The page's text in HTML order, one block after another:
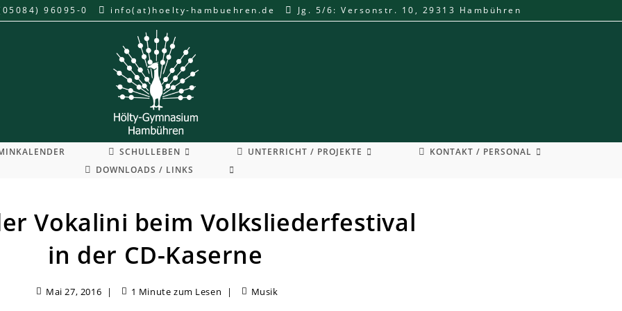
96095-0 info(at)hoelty-hambuehren.de Jg. 5/6: Versonstr. 10, 29313 Hambühren
SCHULLEBEN UNTERRICHT / PROJEKTE
KONTAKT / PERSONAL
DOWNLOADS / LINKS
WEBSITE-
Vokalini beim Volksliederfestival
in der CD-Kaserne
Mai 27, 2016 1 Minute zum Lesen Musik